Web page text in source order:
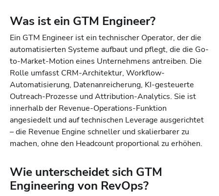
Was ist ein GTM Engineer?
Ein GTM Engineer ist ein technischer Operator, der die
automatisierten Systeme aufbaut und pflegt, die die Go-
to-Market-Motion eines Unternehmens antreiben. Die
Rolle umfasst CRM-Architektur, Workflow-
Automatisierung, Datenanreicherung, KI-gesteuerte
Outreach-Prozesse und Attribution-Analytics. Sie ist
innerhalb der Revenue-Operations-Funktion
angesiedelt und auf technischen Leverage ausgerichtet
– die Revenue Engine schneller und skalierbarer zu
machen, ohne den Headcount proportional zu erhöhen.
Wie unterscheidet sich GTM
Engineering von RevOps?